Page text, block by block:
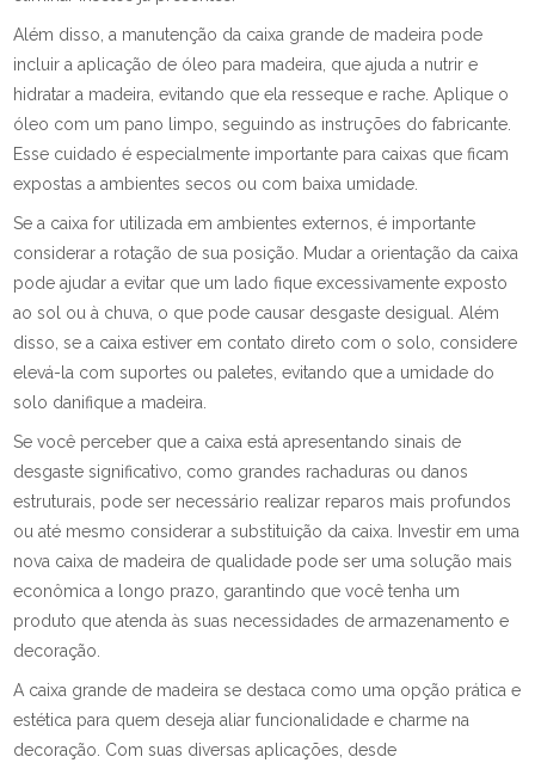
Além disso, a manutenção da caixa grande de madeira pode
incluir a aplicação de óleo para madeira, que ajuda a nutrir e
hidratar a madeira, evitando que ela resseque e rache. Aplique o
óleo com um pano limpo, seguindo as instruções do fabricante.
Esse cuidado é especialmente importante para caixas que ficam
expostas a ambientes secos ou com baixa umidade.
Se a caixa for utilizada em ambientes externos, é importante
considerar a rotação de sua posição. Mudar a orientação da caixa
pode ajudar a evitar que um lado fique excessivamente exposto
ao sol ou à chuva, o que pode causar desgaste desigual. Além
disso, se a caixa estiver em contato direto com o solo, considere
elevá-la com suportes ou paletes, evitando que a umidade do
solo danifique a madeira.
Se você perceber que a caixa está apresentando sinais de
desgaste significativo, como grandes rachaduras ou danos
estruturais, pode ser necessário realizar reparos mais profundos
ou até mesmo considerar a substituição da caixa. Investir em uma
nova caixa de madeira de qualidade pode ser uma solução mais
econômica a longo prazo, garantindo que você tenha um
produto que atenda às suas necessidades de armazenamento e
decoração.
A caixa grande de madeira se destaca como uma opção prática e
estética para quem deseja aliar funcionalidade e charme na
decoração. Com suas diversas aplicações, desde